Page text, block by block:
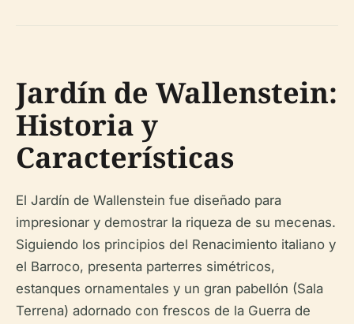
Jardín de Wallenstein:
Historia y
Características
El Jardín de Wallenstein fue diseñado para
impresionar y demostrar la riqueza de su mecenas.
Siguiendo los principios del Renacimiento italiano y
el Barroco, presenta parterres simétricos,
estanques ornamentales y un gran pabellón (Sala
Terrena) adornado con frescos de la Guerra de